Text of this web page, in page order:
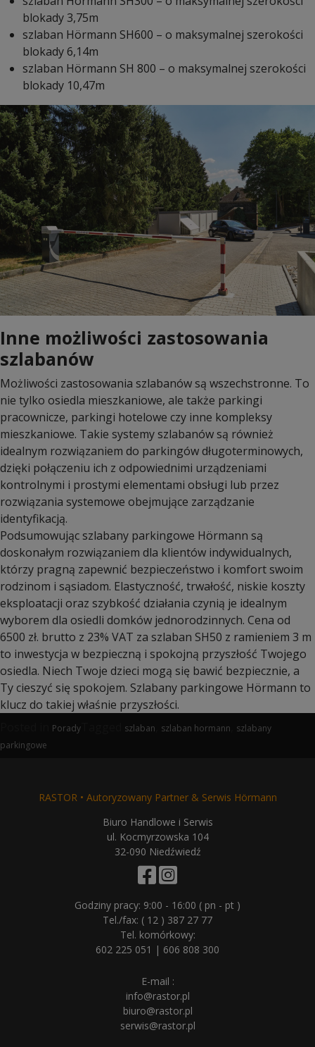
blokady 3,75m
szlaban Hörmann SH600 – o maksymalnej szerokości
blokady 6,14m
szlaban Hörmann SH 800 – o maksymalnej szerokości
blokady 10,47m
Inne możliwości zastosowania
szlabanów
Możliwości zastosowania szlabanów są wszechstronne. To
nie tylko osiedla mieszkaniowe, ale także parkingi
pracownicze, parkingi hotelowe czy inne kompleksy
mieszkaniowe. Takie systemy szlabanów są również
idealnym rozwiązaniem do parkingów długoterminowych,
dzięki połączeniu ich z odpowiednimi urządzeniami
kontrolnymi i prostymi elementami obsługi lub przez
rozwiązania systemowe obejmujące zarządzanie
identyfikacją.
Podsumowując szlabany parkingowe Hörmann są
doskonałym rozwiązaniem dla klientów indywidualnych,
którzy pragną zapewnić bezpieczeństwo i komfort swoim
rodzinom i sąsiadom. Elastyczność, trwałość, niskie koszty
eksploatacji oraz szybkość działania czynią je idealnym
wyborem dla osiedli domków jednorodzinnych. Cena od
6500 zł. brutto z 23% VAT za szlaban SH50 z ramieniem 3 m
to inwestycja w bezpieczną i spokojną przyszłość Twojego
osiedla. Niech Twoje dzieci mogą się bawić bezpiecznie, a
Ty cieszyć się spokojem. Szlabany parkingowe Hörmann to
klucz do takiej właśnie przyszłości.
Porady szlaban szlaban hormann szlabany
parkingowe
RASTOR • Autoryzowany Partner & Serwis Hörmann
Biuro Handlowe i Serwis
ul. Kocmyrzowska 104
32-090 Niedźwiedź
Godziny pracy: 9:00 - 16:00 ( pn - pt )
Tel./fax: ( 12 ) 387 27 77
Tel. komórkowy:
602 225 051 | 606 808 300
E-mail :
info@rastor.pl
biuro@rastor.pl
serwis@rastor.pl